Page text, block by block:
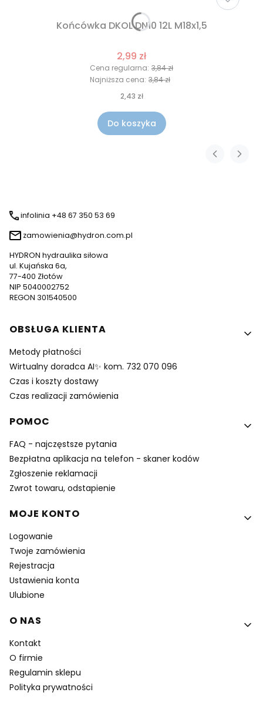
Końcówka DKOL DN10 12L M18x1,5
2,99 zł
Cena regularna: 3,84 zł
Najniższa cena: 3,84 zł
2,43 zł
Do koszyka
infolinia +48 67 350 53 69
zamowienia@hydron.com.pl
HYDRON hydraulika siłowa
ul. Kujańska 6a,
77-400 Złotów
NIP 5040002752
REGON 301540500
Linki w stopce
OBSŁUGA KLIENTA
Metody płatności
Wirtualny doradca AI✨ kom. 732 070 096
Czas i koszty dostawy
Czas realizacji zamówienia
POMOC
FAQ - najczęstsze pytania
Bezpłatna aplikacja na telefon - skaner kodów
Zgłoszenie reklamacji
Zwrot towaru, odstapienie
MOJE KONTO
Logowanie
Twoje zamówienia
Rejestracja
Ustawienia konta
Ulubione
O NAS
Kontakt
O firmie
Regulamin sklepu
Polityka prywatności